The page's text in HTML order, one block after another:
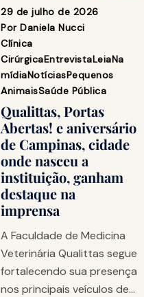
29 de julho de 2026
Por Daniela Nucci
Clínica
CirúrgicaEntrevistaLeiaNa
mídiaNotíciasPequenos
AnimaisSaúde Pública
Qualittas, Portas
Abertas! e aniversário
de Campinas, cidade
onde nasceu a
instituição, ganham
destaque na
imprensa
A Faculdade de Medicina
Veterinária Qualittas segue
fortalecendo sua presença
nos principais veículos de…